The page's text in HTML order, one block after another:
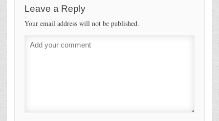
Leave a Reply
Your email address will not be published.